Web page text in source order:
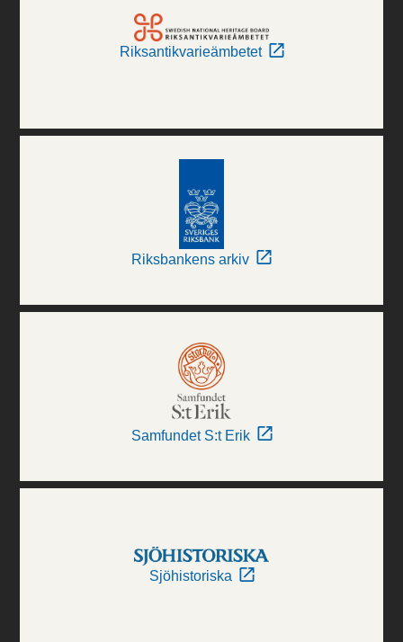
Riksantikvarieämbetet
Riksbankens arkiv
Samfundet S:t Erik
Sjöhistoriska